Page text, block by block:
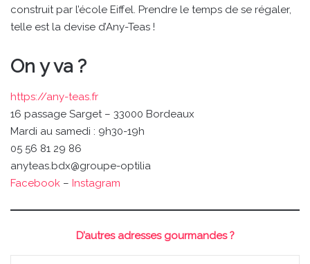
construit par l’école Eiffel. Prendre le temps de se régaler,
telle est la devise d’Any-Teas !
On y va ?
https://any-teas.fr
16 passage Sarget – 33000 Bordeaux
Mardi au samedi : 9h30-19h
05 56 81 29 86
anyteas.bdx@groupe-optilia
Facebook – Instagram
D’autres adresses gourmandes ?